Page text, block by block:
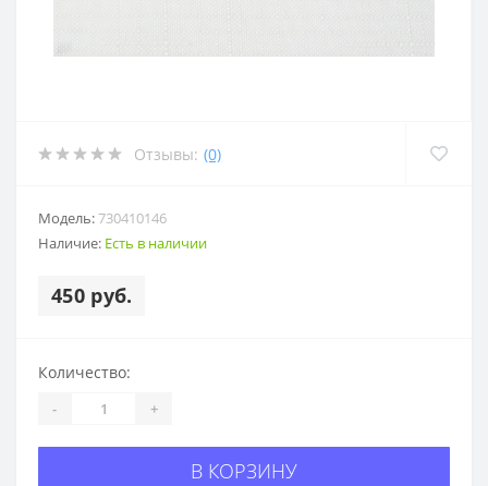
Отзывы: (0)
Модель:730410146
Наличие: Есть в наличии
450 руб.
Количество:
- +
В КОРЗИНУ